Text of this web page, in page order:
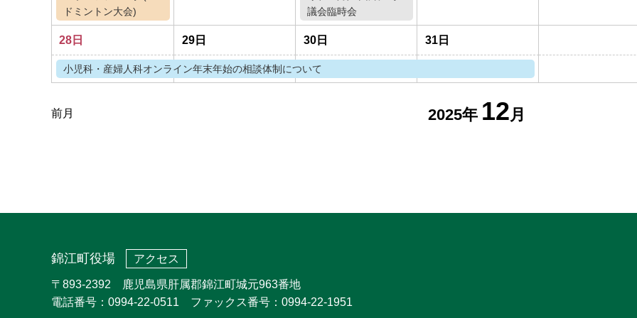
ドミントン大会)
議会臨時会
28日 29日 30日 31日
小児科・産婦人科オンライン年末年始の相談体制について
前月 2025年 12月
錦江町役場 アクセス
〒893-2392 鹿児島県肝属郡錦江町城元963番地
電話番号：0994-22-0511 ファックス番号：0994-22-1951